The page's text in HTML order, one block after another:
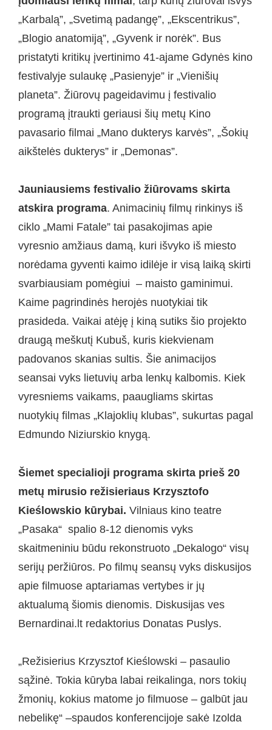
„Karbalą”, „Svetimą padangę”, „Ekscentrikus”,
„Blogio anatomiją”, „Gyvenk ir norėk”. Bus
pristatyti kritikų įvertinimo 41-ajame Gdynės kino
festivalyje sulaukę „Pasienyje” ir „Vienišių
planeta”. Žiūrovų pageidavimu į festivalio
programą įtraukti geriausi šių metų Kino
pavasario filmai „Mano dukterys karvės”, „Šokių
aikštelės dukterys” ir „Demonas”.
Jauniausiems festivalio žiūrovams skirta
atskira programa. Animacinių filmų rinkinys iš
ciklo „Mami Fatale” tai pasakojimas apie
vyresnio amžiaus damą, kuri išvyko iš miesto
norėdama gyventi kaimo idilėje ir visą laiką skirti
svarbiausiam pomėgiui – maisto gaminimui.
Kaime pagrindinės herojės nuotykiai tik
prasideda. Vaikai atėję į kiną sutiks šio projekto
draugą meškutį Kubuš, kuris kiekvienam
padovanos skanias sultis. Šie animacijos
seansai vyks lietuvių arba lenkų kalbomis. Kiek
vyresniems vaikams, paaugliams skirtas
nuotykių filmas „Klajoklių klubas”, sukurtas pagal
Edmundo Niziurskio knygą.
Šiemet specialioji programa skirta prieš 20
metų mirusio režisieriaus Krzysztofo
Kieślowskio kūrybai. Vilniaus kino teatre
„Pasaka“ spalio 8-12 dienomis vyks
skaitmeniniu būdu rekonstruoto „Dekalogo“ visų
serijų peržiūros. Po filmų seansų vyks diskusijos
apie filmuose aptariamas vertybes ir jų
aktualumą šiomis dienomis. Diskusijas ves
Bernardinai.lt redaktorius Donatas Puslys.
„Režisierius Krzysztof Kieślowski – pasaulio
sąžinė. Tokia kūryba labai reikalinga, nors tokių
žmonių, kokius matome jo filmuose – galbūt jau
nebelikę“ –spaudos konferencijoje sakė Izolda